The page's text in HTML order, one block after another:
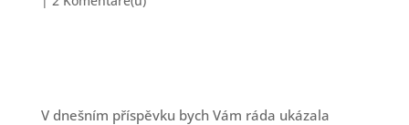
V dnešním příspěvku bych Vám ráda ukázala